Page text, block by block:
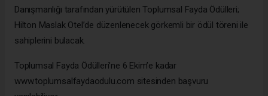
Danışmanlığı tarafından yürütülen Toplumsal Fayda Ödülleri;
Hilton Maslak Otel’de düzenlenecek görkemli bir ödül töreni ile
sahiplerini bulacak.
Toplumsal Fayda Ödülleri’ne 6 Ekim’e kadar
www.toplumsalfaydaodulu.com sitesinden başvuru